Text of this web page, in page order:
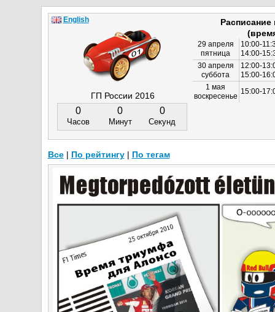
ГП России 2016
0
Часов
0
Минут
0
Секунд
29 апреля
пятница
10:00-
14:00-
30 апреля
суббота
12:00-
15:00-
1 мая
воскресенье
15:00-
English
Все| По рейтингу| По тегам